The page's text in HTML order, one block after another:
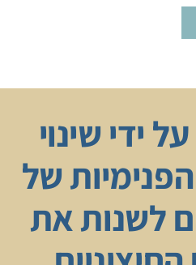
ידי שינוי
של
לשנות את